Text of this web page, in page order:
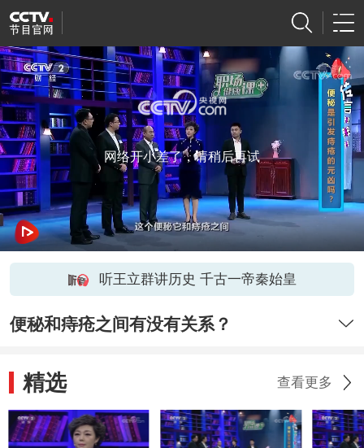
网络开小差了，请稍后再试
听王立群讲历史 千古一帝秦始皇
便秘和痔疮之间有没有关系？
精选 查看更多